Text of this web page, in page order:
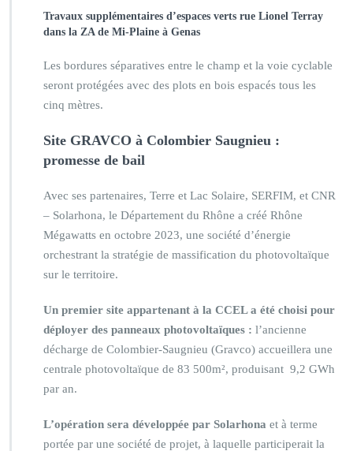
Travaux supplémentaires d’espaces verts rue Lionel Terray
dans la ZA de Mi-Plaine à Genas
Les bordures séparatives entre le champ et la voie cyclable
seront protégées avec des plots en bois espacés tous les
cinq mètres.
Site GRAVCO à Colombier Saugnieu :
promesse de bail
Avec ses partenaires, Terre et Lac Solaire, SERFIM, et CNR
– Solarhona, le Département du Rhône a créé Rhône
Mégawatts en octobre 2023, une société d’énergie
orchestrant la stratégie de massification du photovoltaïque
sur le territoire.
Un premier site appartenant à la CCEL a été choisi pour
déployer des panneaux photovoltaïques : l’ancienne
décharge de Colombier-Saugnieu (Gravco) accueillera une
centrale photovoltaïque de 83 500m², produisant 9,2 GWh
par an.
L’opération sera développée par Solarhona et à terme
portée par une société de projet, à laquelle participerait la